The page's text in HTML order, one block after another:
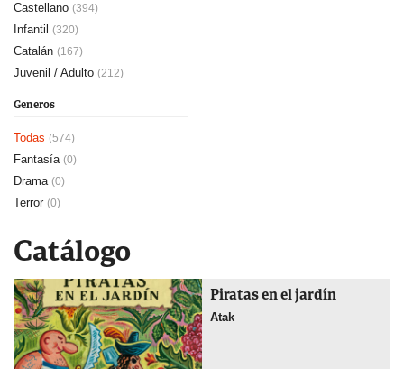
Castellano (394)
Infantil (320)
Catalán (167)
Juvenil / Adulto (212)
Generos
Todas (574)
Fantasía (0)
Drama (0)
Terror (0)
Catálogo
Piratas en el jardín
Atak